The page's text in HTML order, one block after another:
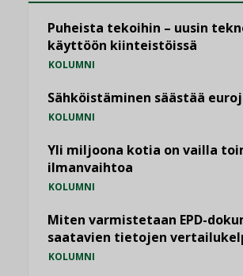
Puheista tekoihin – uusin
käyttöön kiinteistöissä
KOLUMNI
Sähköistäminen säästää
KOLUMNI
Yli miljoona kotia on vailla
ilmanvaihtoa
KOLUMNI
Miten varmistetaan EPD-
saatavien tietojen
KOLUMNI